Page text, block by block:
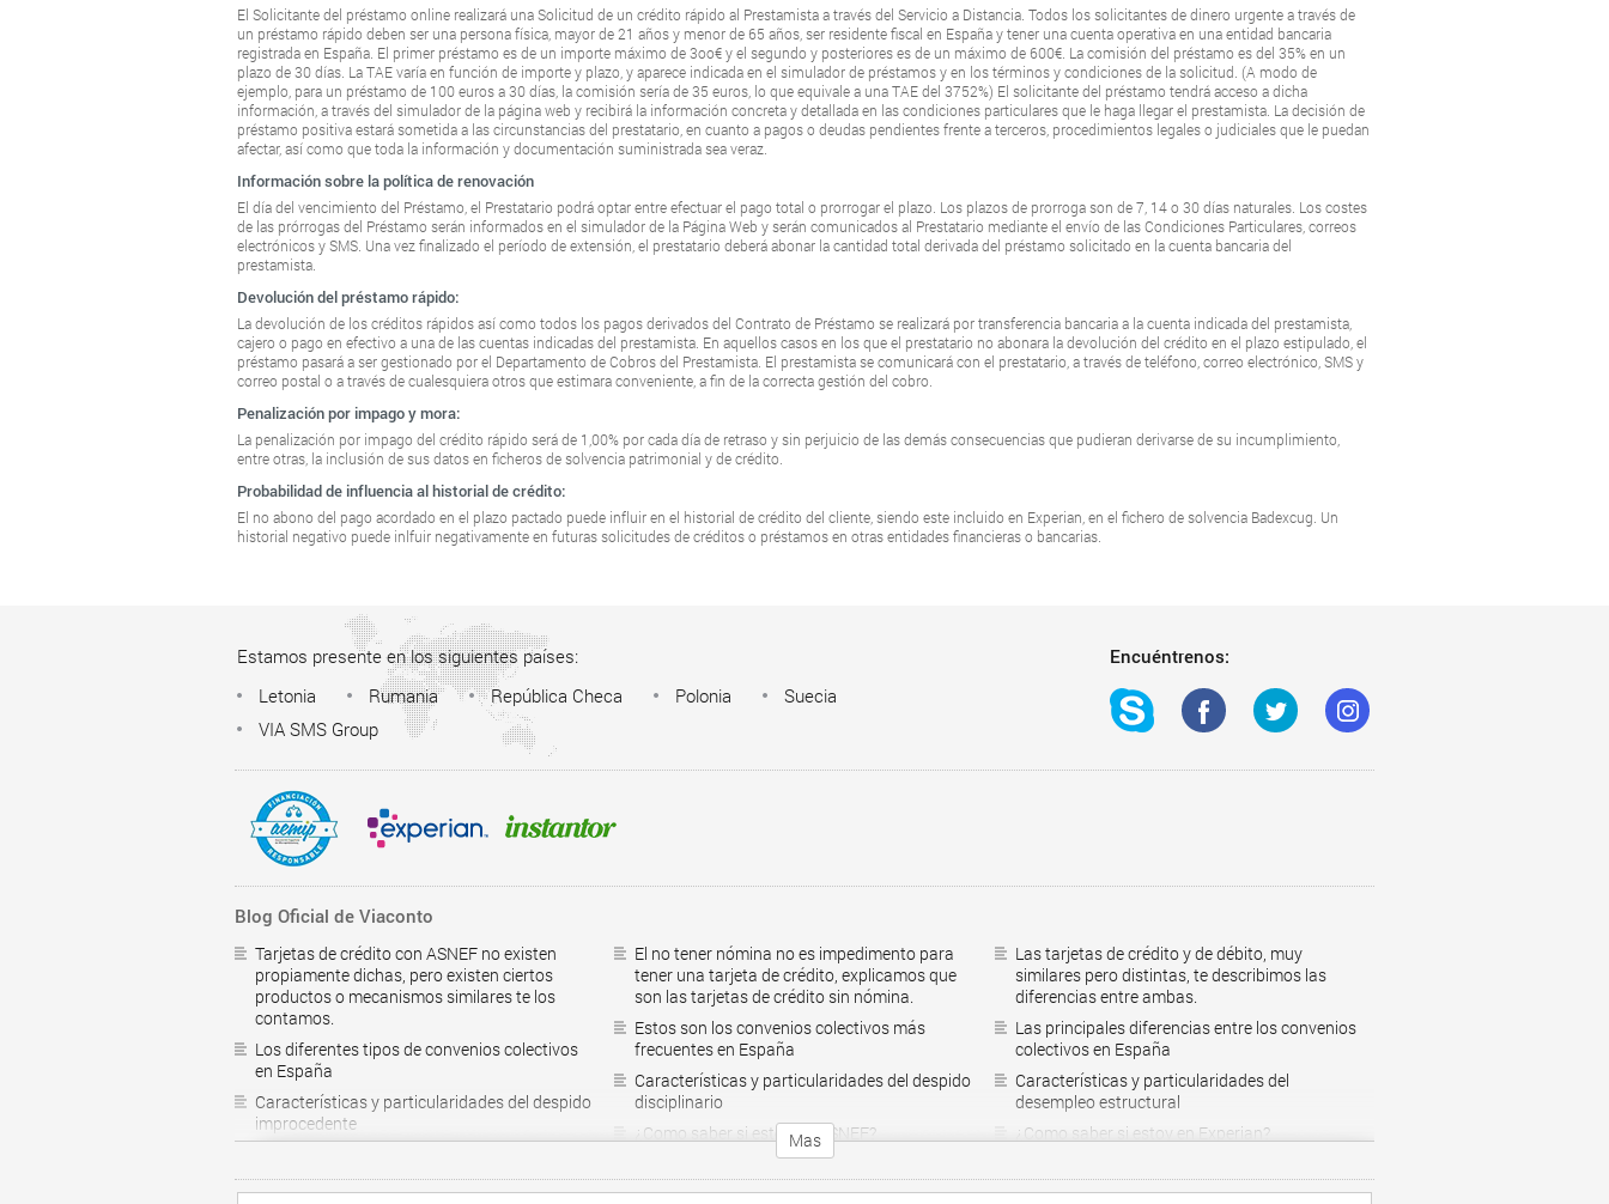
El Solicitante del préstamo online realizará una Solicitud de un crédito rápido al Prestamista a través del Servicio a Distancia. Todos los solicitantes de dinero urgente a través de
un préstamo rápido deben ser una persona física, mayor de 21 años y menor de 65 años, ser residente fiscal en España y tener una cuenta operativa en una entidad bancaria
registrada en España. El primer préstamo es de un importe máximo de 3oo€ y el segundo y posteriores es de un máximo de 600€. La comisión del préstamo es del 35% en un
plazo de 30 días. La TAE varía en función de importe y plazo, y aparece indicada en el simulador de préstamos y en los términos y condiciones de la solicitud. (A modo de
ejemplo, para un préstamo de 100 euros a 30 días, la comisión sería de 35 euros, lo que equivale a una TAE del 3752%) El solicitante del préstamo tendrá acceso a dicha
información, a través del simulador de la página web y recibirá la información concreta y detallada en las condiciones particulares que le haga llegar el prestamista. La decisión de
préstamo positiva estará sometida a las circunstancias del prestatario, en cuanto a pagos o deudas pendientes frente a terceros, procedimientos legales o judiciales que le puedan
afectar, así como que toda la información y documentación suministrada sea veraz.
Información sobre la política de renovación
El día del vencimiento del Préstamo, el Prestatario podrá optar entre efectuar el pago total o prorrogar el plazo. Los plazos de prorroga son de 7, 14 o 30 días naturales. Los costes
de las prórrogas del Préstamo serán informados en el simulador de la Página Web y serán comunicados al Prestatario mediante el envío de las Condiciones Particulares, correos
electrónicos y SMS. Una vez finalizado el período de extensión, el prestatario deberá abonar la cantidad total derivada del préstamo solicitado en la cuenta bancaria del
prestamista.
Devolución del préstamo rápido:
La devolución de los créditos rápidos así como todos los pagos derivados del Contrato de Préstamo se realizará por transferencia bancaria a la cuenta indicada del prestamista,
cajero o pago en efectivo a una de las cuentas indicadas del prestamista. En aquellos casos en los que el prestatario no abonara la devolución del crédito en el plazo estipulado, el
préstamo pasará a ser gestionado por el Departamento de Cobros del Prestamista. El prestamista se comunicará con el prestatario, a través de teléfono, correo electrónico, SMS y
correo postal o a través de cualesquiera otros que estimara conveniente, a fin de la correcta gestión del cobro.
Penalización por impago y mora:
La penalización por impago del crédito rápido será de 1,00% por cada día de retraso y sin perjuicio de las demás consecuencias que pudieran derivarse de su incumplimiento,
entre otras, la inclusión de sus datos en ficheros de solvencia patrimonial y de crédito.
Probabilidad de influencia al historial de crédito:
El no abono del pago acordado en el plazo pactado puede influir en el historial de crédito del cliente, siendo este incluido en Experian, en el fichero de solvencia Badexcug. Un
historial negativo puede inlfuir negativamente en futuras solicitudes de créditos o préstamos en otras entidades financieras o bancarias.
Estamos presente en los siguientes países:
Letonia
Rumania República Checa Polonia
Suecia
VIA SMS Group
Encuéntrenos:
Blog Oficial de Viaconto
Tarjetas de crédito con ASNEF no existen
propiamente dichas, pero existen ciertos
productos o mecanismos similares te los
contamos.
Los diferentes tipos de convenios colectivos
en España
Características y particularidades del despido
improcedente
Préstamos personales online
El no tener nómina no es impedimento para
tener una tarjeta de crédito, explicamos que
son las tarjetas de crédito sin nómina.
Estos son los convenios colectivos más
frecuentes en España
Características y particularidades del despido
disciplinario
¿Como saber si estoy en ASNEF?
Préstamos personales con asnef
Créditos para coches
Las tarjetas de crédito y de débito, muy
similares pero distintas, te describimos las
diferencias entre ambas.
Las principales diferencias entre los convenios
colectivos en España
Características y particularidades del
desempleo estructural
¿Como saber si estoy en Experian?
Créditos para empresas
Mas